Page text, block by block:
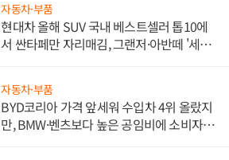
자동차·부품
현대차 올해 SUV 국내 베스트셀러 톱10에
서 싼타페만 자리매김, 그랜저·아반떼 '세단
자동차·부품
BYD코리아 가격 앞세워 수입차 4위 올랐지
만, BMW·벤츠보다 높은 공임비에 소비자